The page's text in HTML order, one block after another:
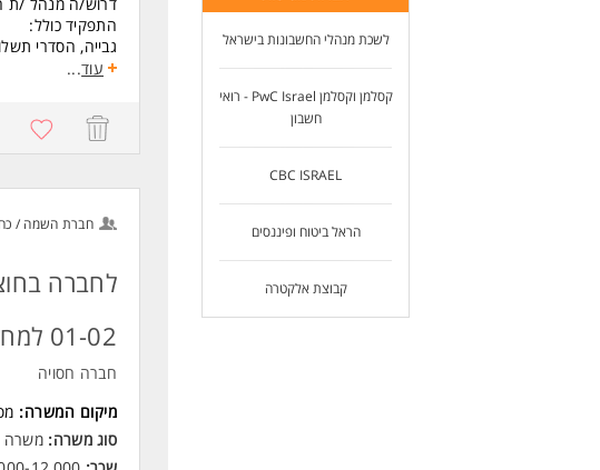
לשכת מנהלי החשבונות בישראל
קסלמן וקסלמן PwC Israel - רואי
חשבון
CBC ISRAEL
הראל ביטוח ופיננסים
קבוצת אלקטרה
התפקיד כולל:
גבייה, הסדרי
היקף המשרה:
יום ה 7:30-15:30
ניסיון בגבייה-חובה
שליטה ביישומי OFFICE המשרה מיועדת לנשים ולגברים כאחד.
עוד...
חברת השמה /
לחברה
01-02 למחלקת ספקים+PRIORTY
חברה חסויה
מיקום המשרה:
סוג משרה: משרה